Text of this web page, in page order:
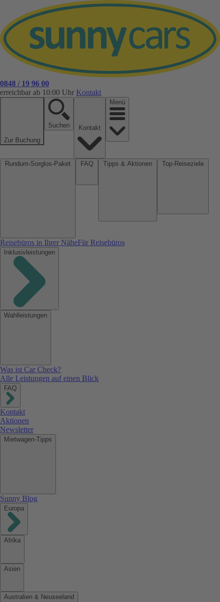
0848 / 19 96 00
erreichbar ab 10:00 Uhr Kontakt
Zur Buchung
Suchen
Menü
Reisebüros in Ihrer NäheFür Reisebüros
Inklusivleistungen
Wahlleistungen
Was ist Car Check?
Alle Leistungen auf einen Blick
FAQ
Kontakt
Aktionen
Newsletter
Mietwagen-Tipps
Sunny Blog
Europa
Afrika
Asien
Australien & Neuseeland